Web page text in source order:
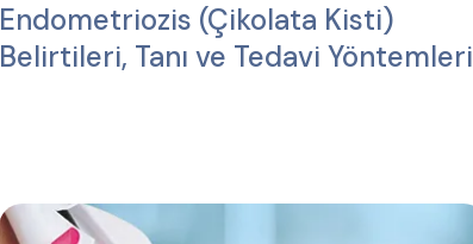
Endometriozis (Çikolata Kisti)
Belirtileri, Tanı ve Tedavi Yöntemleri